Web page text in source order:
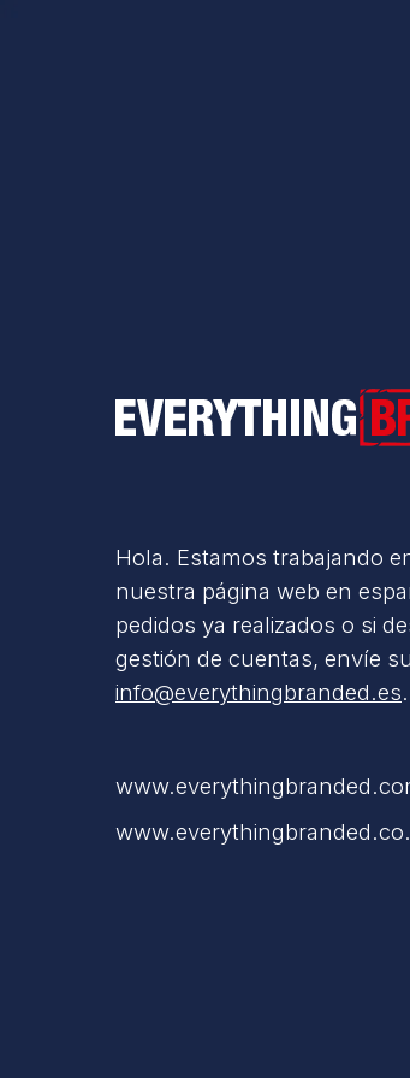
Everything
Hola. Estamos trabajando
nuestra página web en
pedidos ya realizados o si
gestión de cuentas, envíe
info@everythingbranded.es.